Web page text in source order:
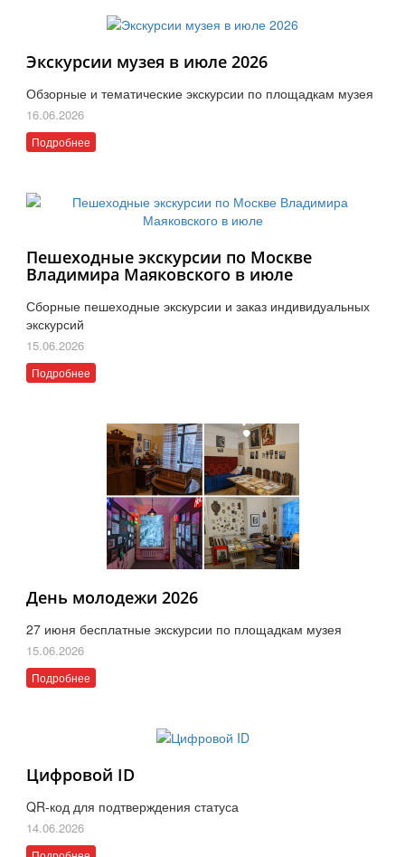
Экскурсии музея в июле 2026
Обзорные и тематические экскурсии по площадкам музея
16.06.2026
Подробнее
Пешеходные экскурсии по Москве
Владимира Маяковского в июле
Сборные пешеходные экскурсии и заказ индивидуальных
экскурсий
15.06.2026
Подробнее
День молодежи 2026
27 июня бесплатные экскурсии по площадкам музея
15.06.2026
Подробнее
Цифровой ID
QR-код для подтверждения статуса
14.06.2026